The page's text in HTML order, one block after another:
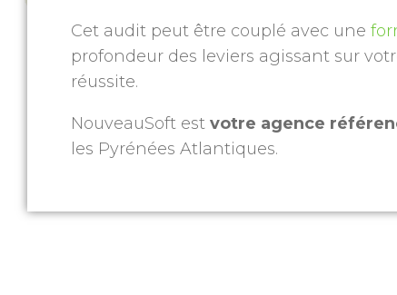
Cet audit peut être couplé avec une
profondeur des leviers agissant sur
réussite.
NouveauSoft est votre agence
les Pyrénées Atlantiques.